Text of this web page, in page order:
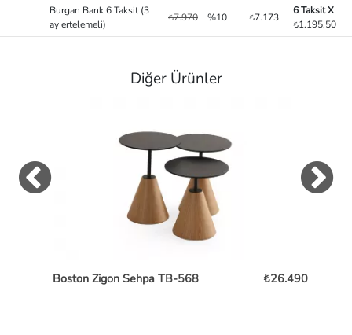
Burgan Bank 6 Taksit (3
ay ertelemeli)
₺7.970 %10 ₺7.173
6 Taksit X
₺1.195,50
Diğer Ürünler
Boston Zigon Sehpa TB-568 ₺26.490